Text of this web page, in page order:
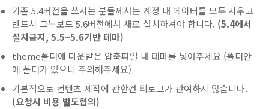
기존 5.4버전을 쓰시는 분들께서는 계정 내 데이터를 모두 지우고
반드시 그누보드 5.6버전에서 새로 설치하셔야 합니다. (5.4에서
설치금지, 5.5~5.6기반 테마)
theme폴더에 다운받은 압축파일 내 테마를 넣어주세요 (폴더안
에 폴더가 있으니 주의해주세요)
기본적으로 컨텐츠 제작에 관한건 티로그가 관여하지 않습니다.
(요청시 비용 별도협의)